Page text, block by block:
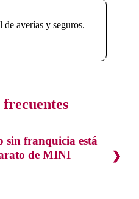
de averías y seguros.
sin franquicia está
de MINI